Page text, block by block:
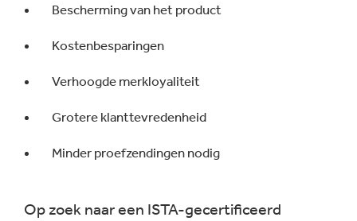
Bescherming van het product
Kostenbesparingen
Verhoogde merkloyaliteit
Grotere klanttevredenheid
Minder proefzendingen nodig
Op zoek naar een ISTA-gecertificeerd